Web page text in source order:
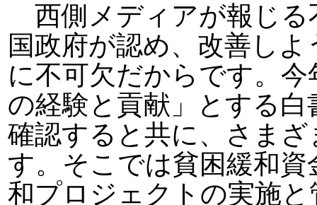
西側メディアが報じる
国政府が認め、改善し
に不可欠だからです。
の経験と貢献」とする
確認すると共に、さま
す。そこでは貧困緩和
和プロジェクトの実施